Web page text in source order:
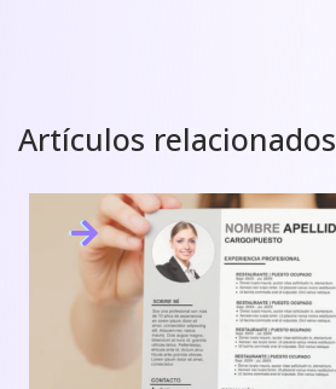
Artículos relacionados